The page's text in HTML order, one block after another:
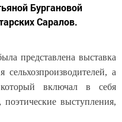
Бургановой
Саралов.
представлена выставка
а
включал в себя
поэтические выступления,